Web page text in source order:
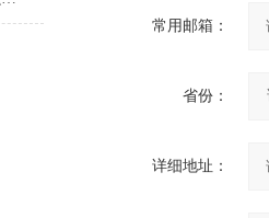
常用邮箱：
省份：
详细地址：